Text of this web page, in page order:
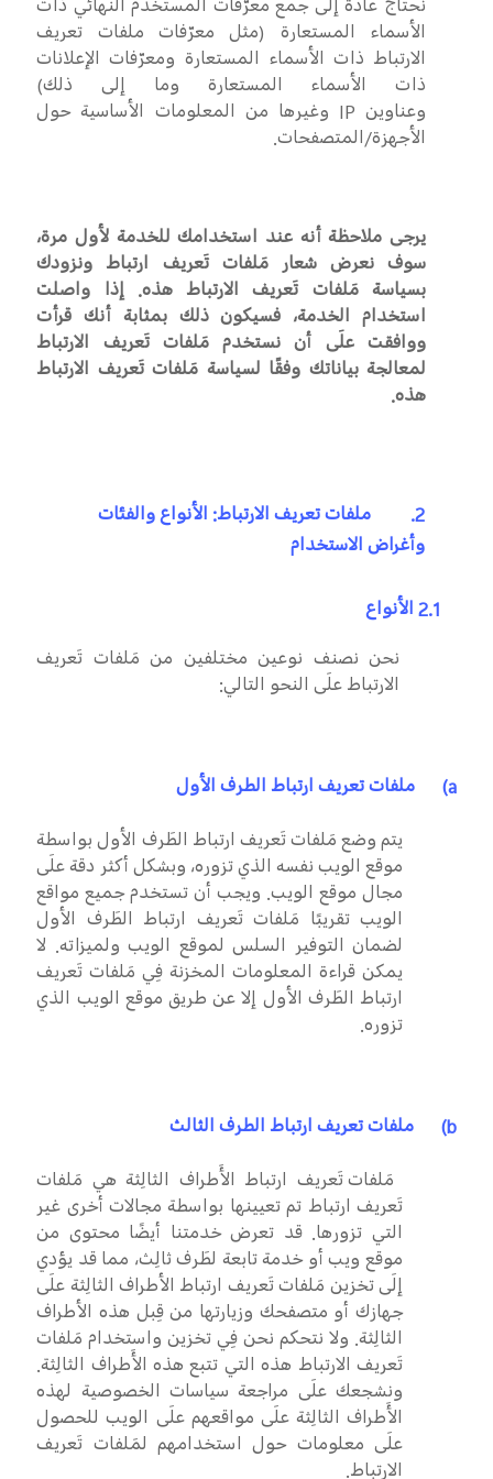
نحتاج عادةً إلى جمع معرّفات المستخدم النهائي ذات
الأسماء المستعارة (مثل معرّفات ملفات تعريف
الارتباط ذات الأسماء المستعارة ومعرّفات الإعلانات
ذات الأسماء المستعارة وما إلى ذلك)
وعناوين IP وغيرها من المعلومات الأساسية حول
الأجهزة/المتصفحات.
يرجى ملاحظة أنه عند استخدامك للخدمة لأول مرة،
سوف نعرض شعار مَلفات تَعريف ارتباط ونزودك
بسياسة مَلفات تَعريف الارتباط هذه. إذا واصلت
استخدام الخدمة، فسيكون ذلك بمثابة أنك قرأت
ووافقت علَى أن نستخدم مَلفات تَعريف الارتباط
لمعالجة بياناتك وفقًا لسياسة مَلفات تَعريف الارتباط
هذه.
2.
ملفات تعريف الارتباط: الأنواع والفئات
وأغراض الاستخدام
2.1الأنواع
نحن نصنف نوعين مختلفين من مَلفات تَعريف
الارتباط علَى النحو التالي:
a)
ملفات تعريف ارتباط الطرف الأول
يتم وضع مَلفات تَعريف ارتباط الطَرف الأول بواسطة
موقع الويب نفسه الذي تزوره، وبشكل أكثر دقة علَى
مجال موقع الويب. ويجب أن تستخدم جميع مواقع
الويب تقريبًا مَلفات تَعريف ارتباط الطَرف الأول
لضمان التوفير السلس لموقع الويب ولميزاته. لا
يمكن قراءة المعلومات المخزنة فِي مَلفات تَعريف
ارتباط الطَرف الأول إلا عن طريق موقع الويب الذي
تزوره.
b)
ملفات تعريف ارتباط الطرف الثالث
مَلفات تَعريف ارتباط الأَطراف الثالِثة هي مَلفات
تَعريف ارتباط تم تعيينها بواسطة مجالات أخرى غير
التي تزورها. قد تعرض خدمتنا أيضًا محتوى من
موقع ويب أو خدمة تابعة لطَرف ثالِث، مما قد يؤدي
إلَى تخزين مَلفات تَعريف ارتباط الأطراف الثالِثة علَى
جهازك أو متصفحك وزيارتها من قِبل هذه الأطراف
الثالِثة. ولا نتحكم نحن فِي تخزين واستخدام مَلفات
تَعريف الارتباط هذه التي تتبع هذه الأَطراف الثالِثة.
ونشجعك علَى مراجعة سياسات الخصوصية لهذه
الأَطراف الثالِثة علَى مواقعهم علَى الويب للحصول
علَى معلومات حول استخدامهم لمَلفات تَعريف